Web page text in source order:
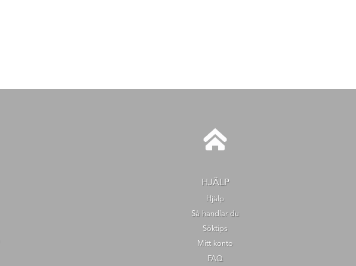
HJÄLP
Hjälp
Så handlar du
Söktips
Mitt konto
FAQ